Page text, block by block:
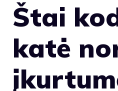
Štai
katė